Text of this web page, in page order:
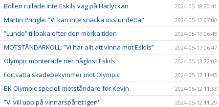
Bollen rullade inte Eskils väg på Harlyckan 2024-05-18 20:41
Martin Pringle: ”Vi kan inte snacka oss ur detta" 2024-05-17 07:00
”Lunde” tillbaka efter den mörka tiden 2024-05-17 06:49
MOTSTÅNDARKOLL: ”Vi har allt att vinna mot Eskils” 2024-05-17 06:47
Olympic monterade ner håglöst Eskils 2024-05-13 22:02
Fortsatta skadebekymmer mot Olympic 2024-05-12 11:45
BK Olympic speciell motståndare för Kevin 2024-05-12 11:33
”Vi vill upp på vinnarspåret igen" 2024-05-12 11:29